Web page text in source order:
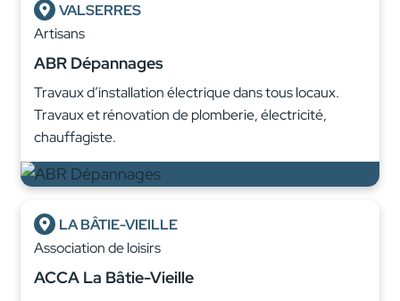
VALSERRES
Artisans
ABR Dépannages
Travaux d’installation électrique dans tous locaux.
Travaux et rénovation de plomberie, électricité,
chauffagiste.
LA BÂTIE-VIEILLE
Association de loisirs
ACCA La Bâtie-Vieille